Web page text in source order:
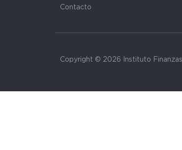
Contacto
Copyright © 2026 Instituto